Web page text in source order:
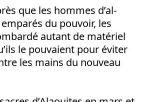
que les hommes d’al-
du pouvoir, les
autant de matériel
le pouvaient pour éviter
les mains du nouveau